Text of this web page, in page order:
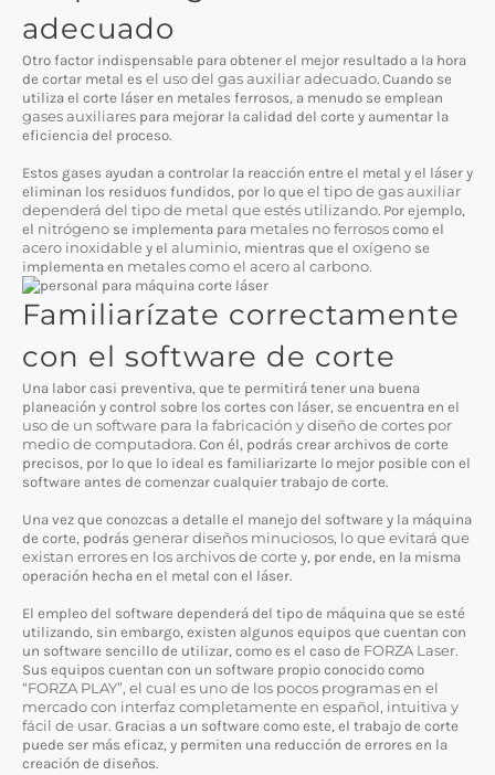
adecuado
Otro factor indispensable para obtener el mejor resultado a la hora
de cortar metal es el uso del gas auxiliar adecuado. Cuando se
utiliza el corte láser en metales ferrosos, a menudo se emplean
gases auxiliares para mejorar la calidad del corte y aumentar la
eficiencia del proceso.
Estos gases ayudan a controlar la reacción entre el metal y el láser y
eliminan los residuos fundidos, por lo que el tipo de gas auxiliar
dependerá del tipo de metal que estés utilizando. Por ejemplo,
el nitrógeno se implementa para metales no ferrosos como el
acero inoxidable y el aluminio, mientras que el oxígeno se
implementa en metales como el acero al carbono.
Familiarízate correctamente
con el software de corte
Una labor casi preventiva, que te permitirá tener una buena
planeación y control sobre los cortes con láser, se encuentra en el
uso de un software para la fabricación y diseño de cortes por
medio de computadora. Con él, podrás crear archivos de corte
precisos, por lo que lo ideal es familiarizarte lo mejor posible con el
software antes de comenzar cualquier trabajo de corte.
Una vez que conozcas a detalle el manejo del software y la máquina
de corte, podrás generar diseños minuciosos, lo que evitará que
existan errores en los archivos de corte y, por ende, en la misma
operación hecha en el metal con el láser.
El empleo del software dependerá del tipo de máquina que se esté
utilizando, sin embargo, existen algunos equipos que cuentan con
un software sencillo de utilizar, como es el caso de FORZA Laser.
Sus equipos cuentan con un software propio conocido como
“FORZA PLAY”, el cual es uno de los pocos programas en el
mercado con interfaz completamente en español, intuitiva y
fácil de usar. Gracias a un software como este, el trabajo de corte
puede ser más eficaz, y permiten una reducción de errores en la
creación de diseños.